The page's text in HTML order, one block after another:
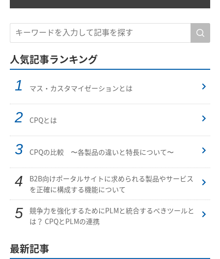
人気記事ランキング
マス・カスタマイゼーションとは
CPQとは
CPQの比較 〜各製品の違いと特長について〜
B2B向けポータルサイトに求められる製品やサービス
を正確に構成する機能について
競争力を強化するためにPLMと統合するべきツールと
は？ CPQとPLMの連携
最新記事